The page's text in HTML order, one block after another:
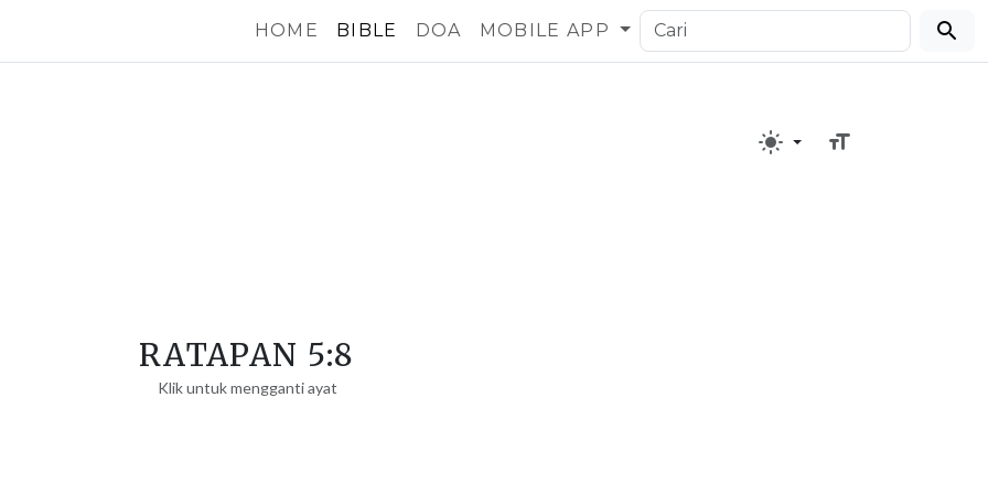
HOME BIBLE DOA MOBILE APP
RATAPAN 5:8
Klik untuk mengganti ayat